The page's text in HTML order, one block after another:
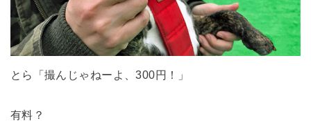
とら「撮んじゃねーよ、300円！」
有料？